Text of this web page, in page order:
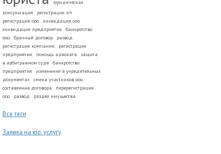
юридическая
консультация
регистрация ип
регистрация ооо
ликвидация ооо
ликвидация предприятия
банкротство
ооо
брачный договор
развод.
регистрация компании
регистрация
предприятия
помощь адвоката
защита
в арбитражном суде
банкротство
предприятия
изменения в учредительных
документах
смена участников ооо
составление договора
перерегистрация
ооо
развод раздел имущества
Все теги
Заявка на юр. услугу